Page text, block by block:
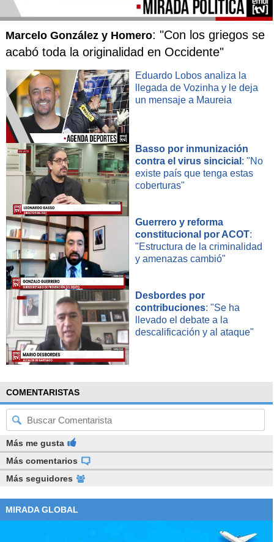
Marcelo González y Homero: "Con los griegos se
acabó toda la originalidad en Occidente"
Eduardo Lobos analiza la
llegada de Vozinha y le deja
un mensaje a Maureia
Basso por inmunización
contra el virus sincicial : "No
existe país que tenga estas
coberturas"
Guerrero y reforma
constitucional por ACOT:
"Estructura de la criminalidad
y amenazas cambió"
Desbordes por
contribuciones: "Se ha
llevado el debate a la
descalificación y al ataque"
COMENTARISTAS
Más me gusta
Más comentarios
Más seguidores
MIRADA GLOBAL